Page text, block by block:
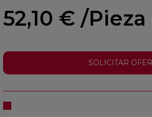
52,10 € /Pieza
SOLICITAR